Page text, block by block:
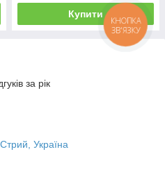
Купити
за рік
Україна
КНОПКА
ЗВ'ЯЗКУ